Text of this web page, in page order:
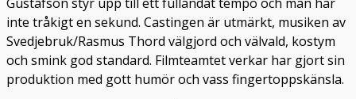
inte tråkigt en sekund. Castingen är utmärkt, musiken av
Svedjebruk/Rasmus Thord välgjord och välvald, kostym
och smink god standard. Filmteamtet verkar har gjort sin
produktion med gott humör och vass fingertoppskänsla.